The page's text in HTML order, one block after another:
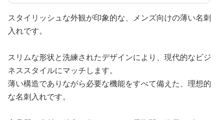
スタイリッシュな外観が印象的な、メンズ向けの薄い名刺
入れです。
スリムな形状と洗練されたデザインにより、現代的なビジ
ネススタイルにマッチします。
薄い構造でありながら必要な機能をすべて備えた、理想的
な名刺入れです。